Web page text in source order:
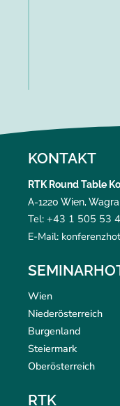
KONTAKT
RTK Round Table
A-1220 Wien,
Tel: +43 1 505 53
E-Mail:
Wien
Niederösterreich
Burgenland
Steiermark
Oberösterreich
RTK